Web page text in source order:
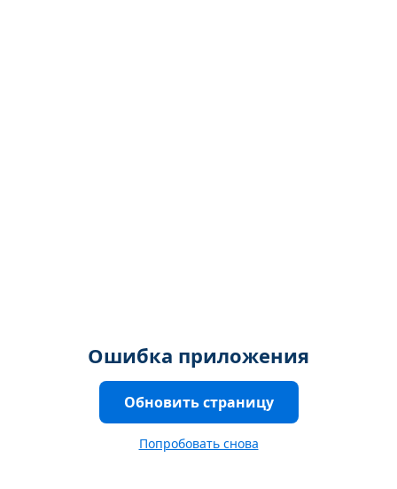
Ошибка приложения
Обновить страницу
Попробовать снова